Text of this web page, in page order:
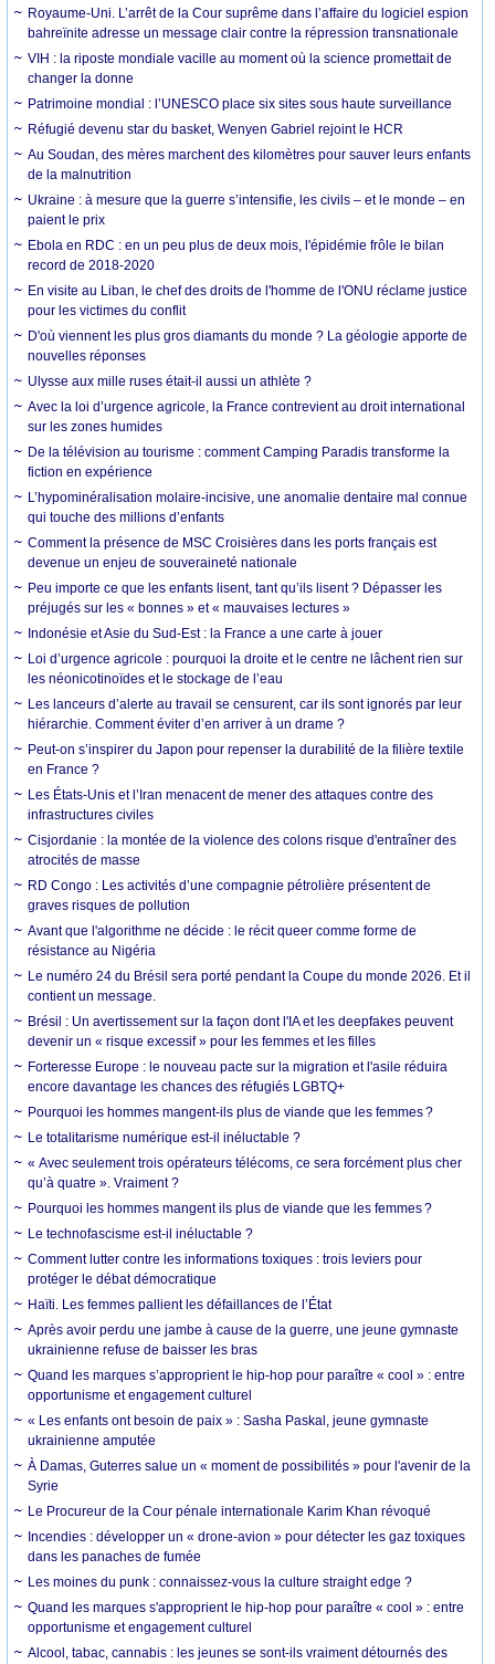
Royaume-Uni. L’arrêt de la Cour suprême dans l’affaire du logiciel espion
bahreïnite adresse un message clair contre la répression transnationale
VIH : la riposte mondiale vacille au moment où la science promettait de
changer la donne
Patrimoine mondial : l’UNESCO place six sites sous haute surveillance
Réfugié devenu star du basket, Wenyen Gabriel rejoint le HCR
Au Soudan, des mères marchent des kilomètres pour sauver leurs enfants
de la malnutrition
Ukraine : à mesure que la guerre s’intensifie, les civils – et le monde – en
paient le prix
Ebola en RDC : en un peu plus de deux mois, l'épidémie frôle le bilan
record de 2018-2020
En visite au Liban, le chef des droits de l'homme de l'ONU réclame justice
pour les victimes du conflit
D'où viennent les plus gros diamants du monde ? La géologie apporte de
nouvelles réponses
Ulysse aux mille ruses était-il aussi un athlète ?
Avec la loi d’urgence agricole, la France contrevient au droit international
sur les zones humides
De la télévision au tourisme : comment Camping Paradis transforme la
fiction en expérience
L’hypominéralisation molaire-incisive, une anomalie dentaire mal connue
qui touche des millions d’enfants
Comment la présence de MSC Croisières dans les ports français est
devenue un enjeu de souveraineté nationale
Peu importe ce que les enfants lisent, tant qu’ils lisent ? Dépasser les
préjugés sur les « bonnes » et « mauvaises lectures »
Indonésie et Asie du Sud-Est : la France a une carte à jouer
Loi d’urgence agricole : pourquoi la droite et le centre ne lâchent rien sur
les néonicotinoïdes et le stockage de l’eau
Les lanceurs d’alerte au travail se censurent, car ils sont ignorés par leur
hiérarchie. Comment éviter d’en arriver à un drame ?
Peut-on s’inspirer du Japon pour repenser la durabilité de la filière textile
en France ?
Les États-Unis et l’Iran menacent de mener des attaques contre des
infrastructures civiles
Cisjordanie : la montée de la violence des colons risque d'entraîner des
atrocités de masse
RD Congo : Les activités d’une compagnie pétrolière présentent de
graves risques de pollution
Avant que l'algorithme ne décide : le récit queer comme forme de
résistance au Nigéria
Le numéro 24 du Brésil sera porté pendant la Coupe du monde 2026. Et il
contient un message.
Brésil : Un avertissement sur la façon dont l'IA et les deepfakes peuvent
devenir un « risque excessif » pour les femmes et les filles
Forteresse Europe : le nouveau pacte sur la migration et l'asile réduira
encore davantage les chances des réfugiés LGBTQ+
Pourquoi les hommes mangent-ils plus de viande que les femmes ?
Le totalitarisme numérique est-il inéluctable ?
« Avec seulement trois opérateurs télécoms, ce sera forcément plus cher
qu’à quatre ». Vraiment ?
Pourquoi les hommes mangent ils plus de viande que les femmes ?
Le technofascisme est-il inéluctable ?
Comment lutter contre les informations toxiques : trois leviers pour
protéger le débat démocratique
Haïti. Les femmes pallient les défaillances de l’État
Après avoir perdu une jambe à cause de la guerre, une jeune gymnaste
ukrainienne refuse de baisser les bras
Quand les marques s’approprient le hip-hop pour paraître « cool » : entre
opportunisme et engagement culturel
« Les enfants ont besoin de paix » : Sasha Paskal, jeune gymnaste
ukrainienne amputée
À Damas, Guterres salue un « moment de possibilités » pour l'avenir de la
Syrie
Le Procureur de la Cour pénale internationale Karim Khan révoqué
Incendies : développer un « drone-avion » pour détecter les gaz toxiques
dans les panaches de fumée
Les moines du punk : connaissez-vous la culture straight edge ?
Quand les marques s'approprient le hip-hop pour paraître « cool » : entre
opportunisme et engagement culturel
Alcool, tabac, cannabis : les jeunes se sont-ils vraiment détournés des